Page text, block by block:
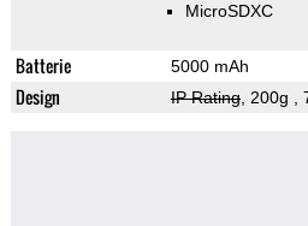
MicroSDXC
Batterie 5000 mAh
Design IP Rating, 200g